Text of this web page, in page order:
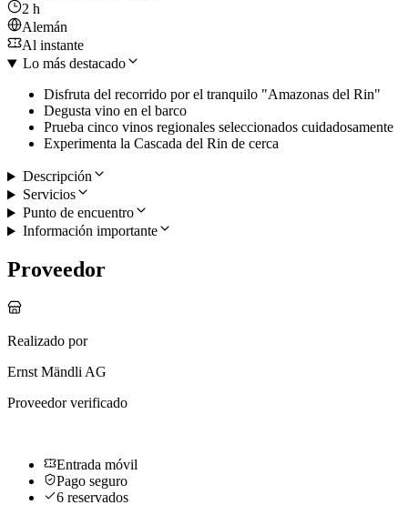
2 h
Alemán
Al instante
Lo más destacado
Disfruta del recorrido por el tranquilo "Amazonas del Rin"
Degusta vino en el barco
Prueba cinco vinos regionales seleccionados cuidadosamente
Experimenta la Cascada del Rin de cerca
Descripción
Servicios
Punto de encuentro
Información importante
Proveedor
Realizado por
Ernst Mändli AG
Proveedor verificado
Entrada móvil
Pago seguro
6 reservados